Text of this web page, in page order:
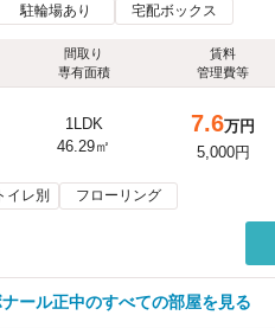
駐輪場あり 宅配ボックス
間取り
専有面積
賃料
管理費等
1LDK
46.29㎡
7.6万円
5,000円
イレ別 フローリング
ール正中のすべての部屋を見る